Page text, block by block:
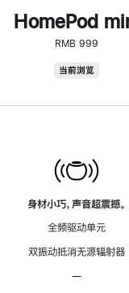
HomePod
RMB 999
当前浏览
身材小巧，声音超震撼。
全频驱动单元
双振动抵消无源辐射器
—